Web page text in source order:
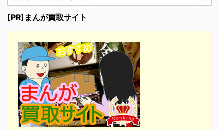
[PR]まんが買取サイト